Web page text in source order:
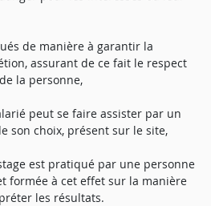
de manière à garantir la
assurant de ce fait le respect
la personne,
peut se faire assister par un
son choix, présent sur le site,
est pratiqué par une personne
formée à cet effet sur la manière
les résultats.